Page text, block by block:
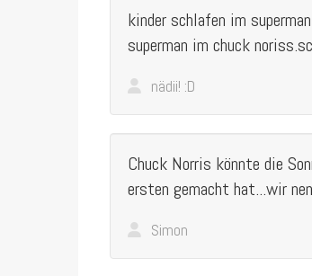
kinder schlafen im
superman im chuck
nädii! :D
Chuck Norris könnte die
ersten gemacht hat...wir
Simon